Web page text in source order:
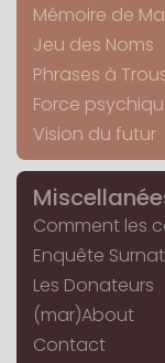
Mémoire de
Jeu des Noms
Phrases à
Force
Vision du futur
Comment les
Enquête
Les Donateurs
(mar)About
Contact